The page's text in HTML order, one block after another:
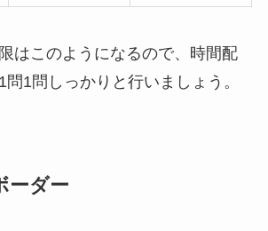
はこのようになるので、時間配
1問しっかりと行いましょう。
ーダー